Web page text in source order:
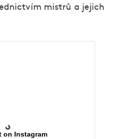
mistrů a jejich
on Instagram